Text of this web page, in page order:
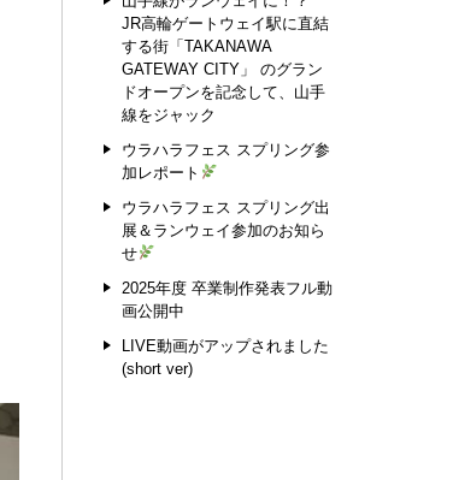
JR高輪ゲートウェイ駅に直結
する街「TAKANAWA
GATEWAY CITY」 のグラン
ドオープンを記念して、山手
線をジャック
ウラハラフェス スプリング参
加レポート
ウラハラフェス スプリング出
展＆ランウェイ参加のお知ら
せ
2025年度 卒業制作発表フル動
画公開中
LIVE動画がアップされました
(short ver)